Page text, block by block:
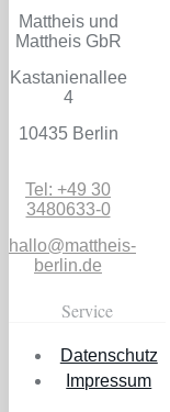
Mattheis und
Mattheis GbR
Kastanienallee
4
10435 Berlin
Tel: +49 30
3480633-0
hallo@mattheis-
berlin.de
Service
Datenschutz
Impressum